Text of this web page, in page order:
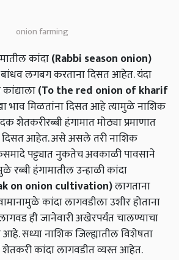
onion farming
कांदा(Rabbi season onion)
लगबग करताना दिसत आहेत. यंदा
(To the red onion of kharif
भाव मिळतांना दिसत आहे त्यामुळे नाशिक
शेतकरीरब्बी हंगामात मोठ्या प्रमाणात
दिसत आहेत. असे असले तरी नाशिक
पट्ट्यात नुकतेच अवकाळी पावसाने
रब्बी हंगामातील उन्हाळी कांदा
on onion cultivation)लागताना
कांदा लागवडीला उशीर होताना
ही जानेवारी अखेरपर्यंत चालण्याचा
सध्या नाशिक जिल्ह्यातील विशेषता
शेतकरी कांदा लागवडीत व्यस्त आहेत.